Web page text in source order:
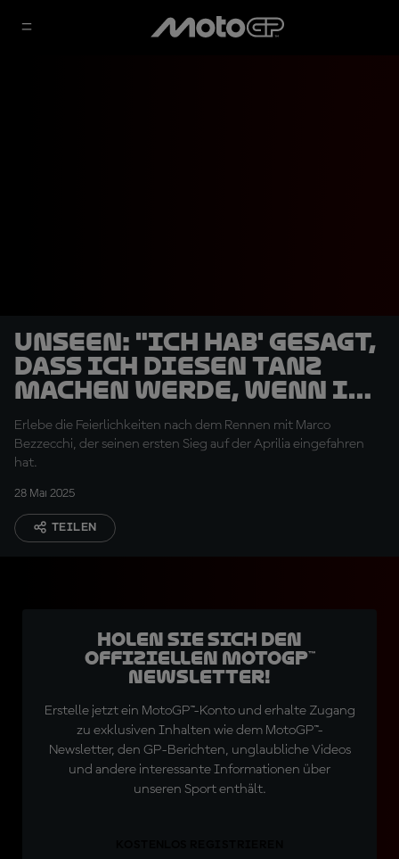
UNSEEN: "Ich hab' gesagt,
dass ich diesen Tanz
machen werde, wenn ich
gewinne"
Erlebe die Feierlichkeiten nach dem Rennen mit Marco
Bezzecchi, der seinen ersten Sieg auf der Aprilia eingefahren
hat.
28 Mai 2025
TEILEN
Holen Sie sich den
offiziellen MotoGP™
Newsletter!
Erstelle jetzt ein MotoGP™-Konto und erhalte Zugang
zu exklusiven Inhalten wie dem MotoGP™-
Newsletter, den GP-Berichten, unglaubliche Videos
und andere interessante Informationen über
unseren Sport enthält.